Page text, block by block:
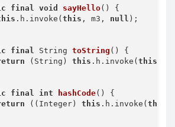
final void sayHello()
{
.h.invoke(this , m3, null );
final String toString ()
{
(String) this .h.invoke(this
final int hashCode()
{
((Integer) this .h.invoke(this